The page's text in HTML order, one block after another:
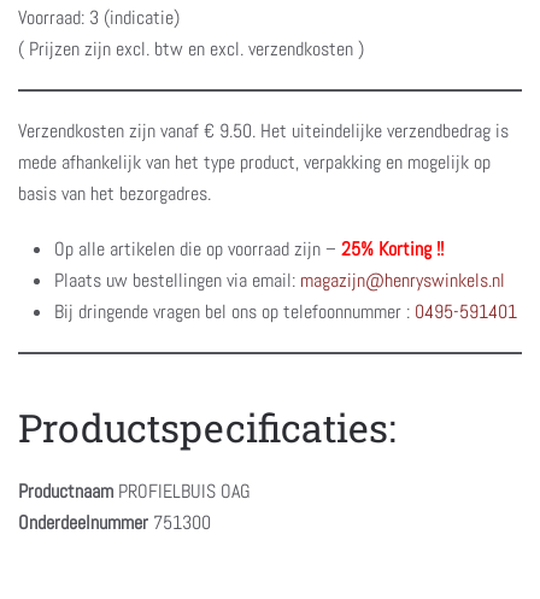
Voorraad: 3 (indicatie)
( Prijzen zijn excl. btw en excl. verzendkosten )
Verzendkosten zijn vanaf € 9.50. Het uiteindelijke verzendbedrag is
mede afhankelijk van het type product, verpakking en mogelijk op
basis van het bezorgadres.
Op alle artikelen die op voorraad zijn – 25% Korting !!
Plaats uw bestellingen via email: magazijn@henryswinkels.nl
Bij dringende vragen bel ons op telefoonnummer : 0495-591401
Productspecificaties:
Productnaam PROFIELBUIS OAG
Onderdeelnummer 751300